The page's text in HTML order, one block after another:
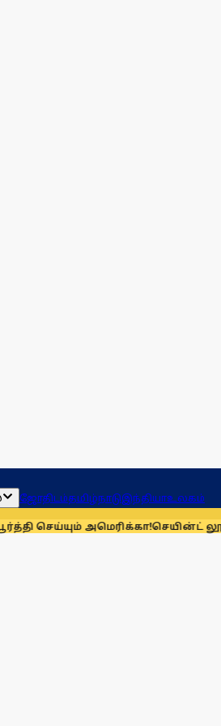
ஜோதிடம்தமிழ்நாடுஇந்தியாஉலகம்
அமெரிக்கா!செயின்ட் லூயிஸ்